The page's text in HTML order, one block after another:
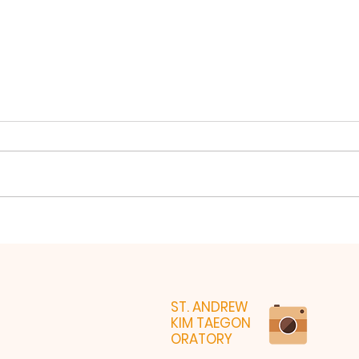
2026년 7월26일 미사
ST. ANDREW
KIM TAEGON
ORATORY